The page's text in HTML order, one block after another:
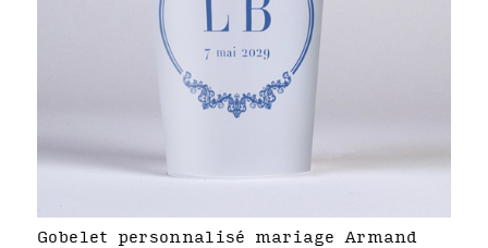
Gobelet personnalisé mariage Armand